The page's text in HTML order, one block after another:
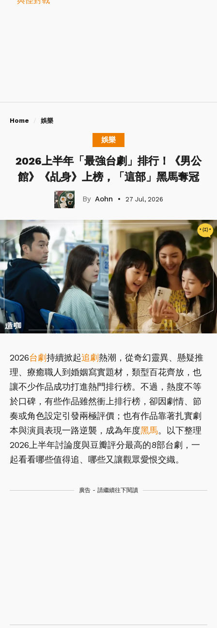
Home 娛樂
娛樂
2026上半年「最強台劇」排行！《男公
館》《乩身》上榜，「這部」黑馬奪冠
Aohn 27 Jul, 2026
2026台劇持續掀起追劇熱潮，從奇幻靈異、懸疑推
理、療癒職人到婚姻寫實題材，類型百花齊放，也
讓不少作品成功打進熱門排行榜。不過，熱度不等
於口碑，有些作品雖然衝上排行榜，卻因劇情、節
奏或角色設定引發兩極評價；也有作品靠著扎實劇
本與演員表現一路逆襲，成為年度黑馬。以下整理
2026上半年討論度與豆瓣評分最高的8部台劇，一
起看看哪些值得追、哪些又讓觀眾愛恨交織。
廣告 - 請繼續往下閱讀